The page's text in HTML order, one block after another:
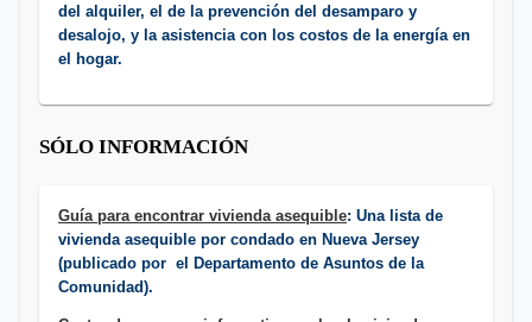
del alquiler, el de la prevención del desamparo y
desalojo, y la asistencia con los costos de la energía en
el hogar.
SÓLO INFORMACIÓN
Guía para encontrar vivienda asequible: Una lista de
vivienda asequible por condado en Nueva Jersey
(publicado por el Departamento de Asuntos de la
Comunidad).